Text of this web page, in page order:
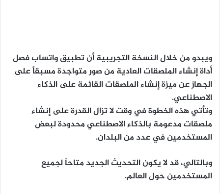
ويبدو من خلال النسخة التجريبية أن تطبيق واتساب فصل
أداة إنشاء الملصقات العادية من صور متواجدة مسبقاً على
الجهاز عن ميزة إنشاء الملصقات القائمة على الذكاء
الاصطناعي.
وتأتي هذه الخطوة في وقت لا تزال القدرة على إنشاء
ملصقات مدعومة بالذكاء الاصطناعي محدودة لبعض
المستخدمين في عدد من البلدان.
وبالتالي، قد لا يكون التحديث الجديد متاحاً لجميع
المستخدمين حول العالم.